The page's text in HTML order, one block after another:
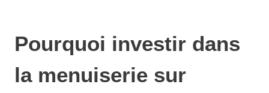
Pourquoi investir dans
la menuiserie sur